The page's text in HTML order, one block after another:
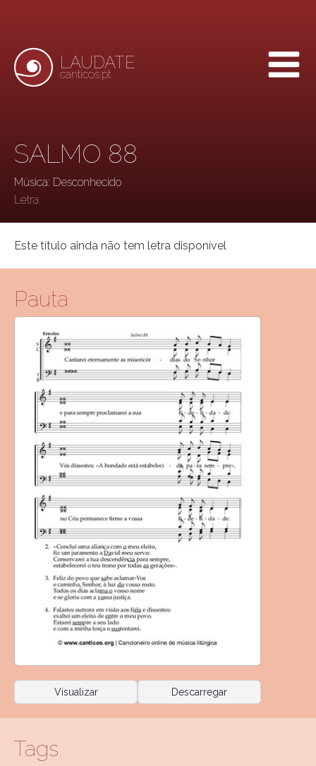
LAUDATE
canticos.pt
SALMO 88
Música: Desconhecido
Letra:
Este título ainda não tem letra disponível
Pauta
Visualizar Descarregar
Tags